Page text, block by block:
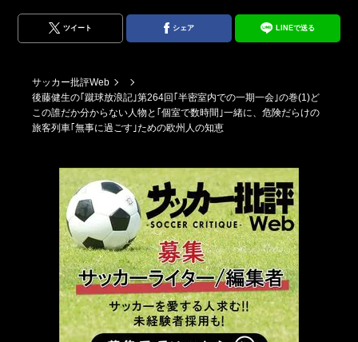
ツイート シェア LINEで送る
サッカー批評Web
後藤健生の｢蹴球放浪記｣第264回｢半密室内での一期一会｣の巻(1)ど
この誰だか分からない人物と｢個室で数時間｣一緒に、危険だらけの
旅客列車｢無事に過ごす｣ための欧州人の知恵